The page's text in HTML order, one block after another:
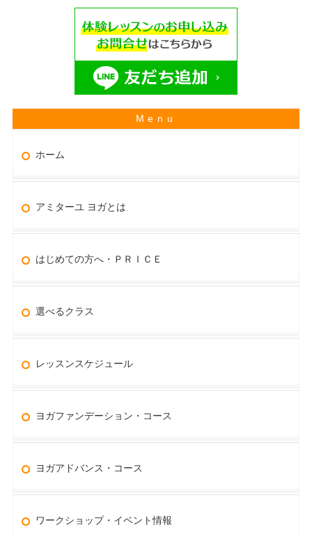
ホーム
アミターユ ヨガとは
はじめての方へ・ＰＲＩＣＥ
選べるクラス
レッスンスケジュール
ヨガファンデーション・コース
ヨガアドバンス・コース
ワークショップ・イベント情報